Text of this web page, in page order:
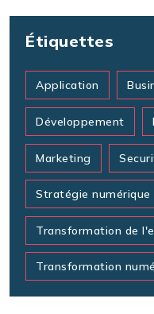
Étiquettes
Application
Développement
Marketing
Stratégie numérique
Transformation de
Transformation